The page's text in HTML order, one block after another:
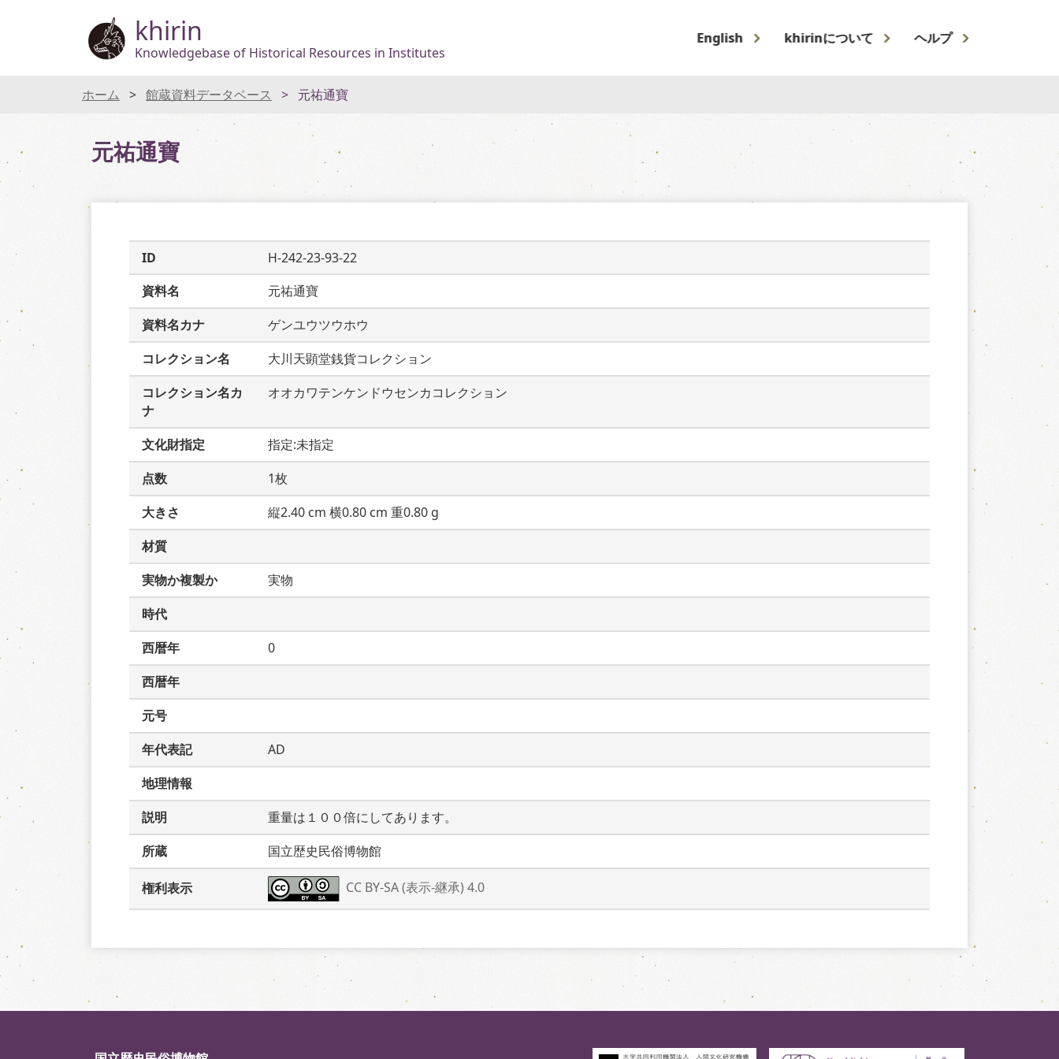
khirin
Knowledgebase of Historical Resources in Institutes
English khirinについて ヘルプ
ホーム 館蔵資料データベース 元祐通寶
元祐通寶
ID
H-242-23-93-22
資料名
元祐通寶
資料名カナ
ゲンユウツウホウ
コレクション名
大川天顕堂銭貨コレクション
コレクション名カ
ナ
オオカワテンケンドウセンカコレクション
文化財指定
指定:未指定
点数
1枚
大きさ
縦2.40 cm 横0.80 cm 重0.80 g
材質
実物か複製か
実物
時代
西暦年
0
西暦年
元号
年代表記
AD
地理情報
説明
重量は１００倍にしてあります。
所蔵
国立歴史民俗博物館
権利表示 CC BY-SA (表示-継承) 4.0